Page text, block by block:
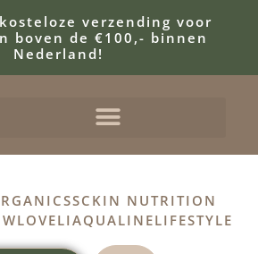
verzending voor
boven de €100,- binnen
Nederland!
SCKIN NUTRITION
LOVELIAQUALINELIFESTYLE